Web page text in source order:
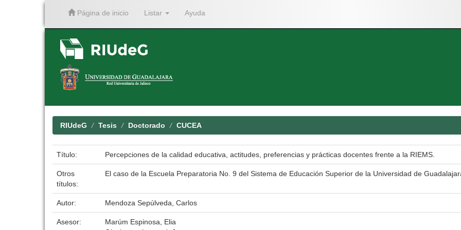
Página de inicio Listar Ayuda
RIUdeG Tesis Doctorado CUCEA
Título: Percepciones de la calidad educativa, actitudes, preferencias y prácticas docentes frente a la RIEMS.
Otros
títulos:
El caso de la Escuela Preparatoria No. 9 del Sistema de Educación Superior de la Universidad de
Autor: Mendoza Sepúlveda, Carlos
Asesor:
Marúm Espinosa, Elia